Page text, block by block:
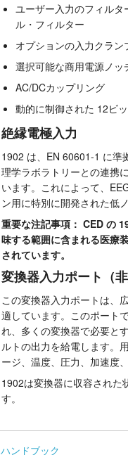
ユーザー入力のフィル
ル・フィルター
オプションの入力クラン
選択可能な商用電源ノッ
AC/DCカップリング
動的に制御された 12ビ
絶縁電極入力
1902 は、EN 60601-1 に準
理学ラボラトリーとの連携
います。これによって、
ン用に特別に開発された低
重要な注記事項： CED の
味する範囲に含まれる医療
されています。
変換器入力ポート（非
この変換器入力ポートは、
適しています。このポート
れ、多くの変換器で必要と
ルトの出力を給電します。
ージ、温度、圧力、加速度
1902は変換器に収容された
す。
ハンドブック